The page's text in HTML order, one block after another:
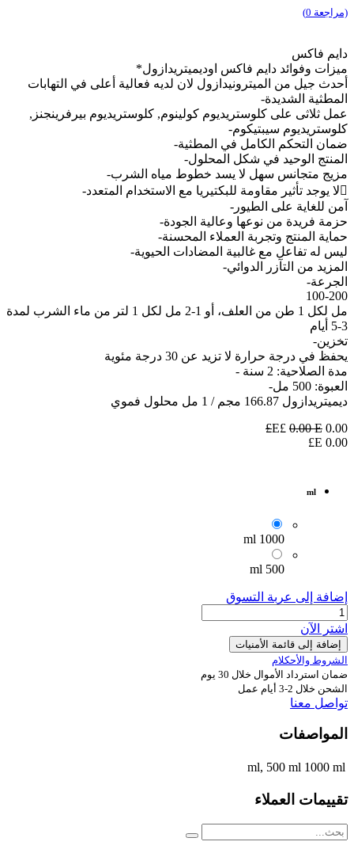
(مراجعة 0)
دايم فاكس
ميزات وفوائد دايم فاكس اوديميتريدازول*
أحدث جيل من الميترونيدازول لان لديه فعالية أعلى في التهابات
المطثية الشديدة-
عمل ثلاثى على كلوستريديوم كولينوم, كلوستريديوم بيرفرينجنز,
كلوستريديوم سيبتيكوم-
ضمان التحكم الكامل في المطثية-
المنتج الوحيد في شكل المحلول-
مزيج متجانس سهل لا يسد خطوط مياه الشرب-
لا يوجد تأثير مقاومة للبكتيريا مع الاستخدام المتعدد-
آمن للغاية على الطيور-
حزمة فريدة من نوعها وعالية الجودة-
حماية المنتج وتجربة العملاء المحسنة-
ليس له تفاعل مع غالبية المضادات الحيوية-
المزيد من التآزر الدوائي-
الجرعة-
100-200
مل لكل 1 طن من العلف، أو 1-2 مل لكل 1 لتر من ماء الشرب لمدة
3-5 أيام
تخزين-
يحفظ في درجة حرارة لا تزيد عن 30 درجة مئوية
مدة الصلاحية: 2 سنة -
العبوة: 500 مل-
ديميتريدازول 166.87 مجم / 1 مل محلول فموي
0.00
0.00E£
0.00
ml
1000 ml
500 ml
إضافة إلى عربة التسوق
اشترِ الآن
إضافة إلى قائمة الأمنيات
الشروط والأحكلام
ضمان استرداد الأموال خلال 30 يوم
الشحن خلال 2-3 أيام عمل
تواصل معنا
المواصفات
ml
1000 ml
, 500 ml
تقييمات العملاء